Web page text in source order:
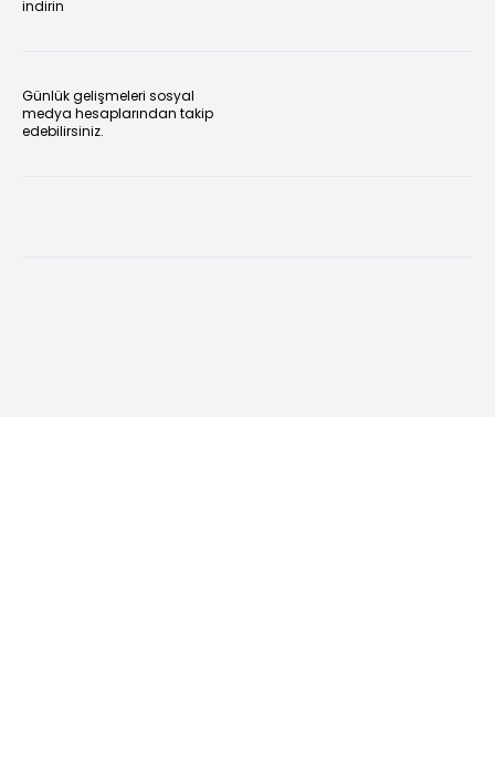
indirin
Günlük gelişmeleri sosyal
medya hesaplarından takip
edebilirsiniz.